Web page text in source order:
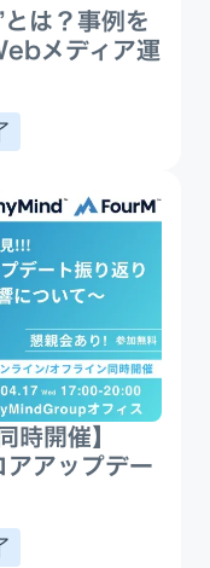
は？事例を
メディア運
時開催】
アップデー